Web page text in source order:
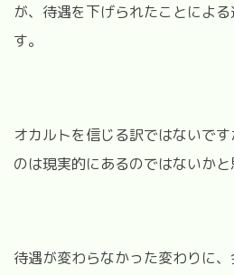
が、待遇を下げられたことによ
す。
オカルトを信じる訳ではないで
のは現実的にあるのではないかと
待遇が変わらなかった変わりに